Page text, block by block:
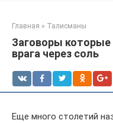
Главная » Талисманы
Заговоры
врага через соль
Еще много столетий